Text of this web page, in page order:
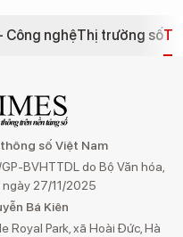
Công nghệThị trường số
số Việt Nam
BVHTTDL do Bộ Văn hóa,
27/11/2025
Bá Kiên
Royal Park, xã Hoài Đức, Hà